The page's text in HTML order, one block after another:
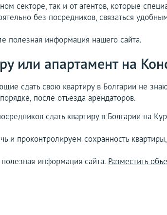
секторе, так и от агентов, которые
без посредников, связаться
полезная информация нашего сайта.
или апартамент на
сдать свою квартиру в Болгарии не
после отъезда арендаторов.
сдать квартиру в Болгарии на
проконтролируем сохранность
информация сайта. Разместить